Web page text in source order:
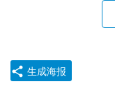
生成海报